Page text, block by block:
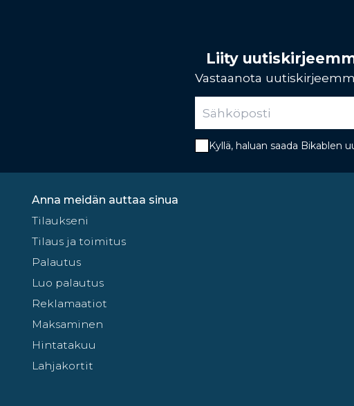
Liity
Vastaanota
Kyllä, haluan saada Bikablen
Anna meidän auttaa sinua
Tilaukseni
Tilaus ja toimitus
Palautus
Luo palautus
Reklamaatiot
Maksaminen
Hintatakuu
Lahjakortit